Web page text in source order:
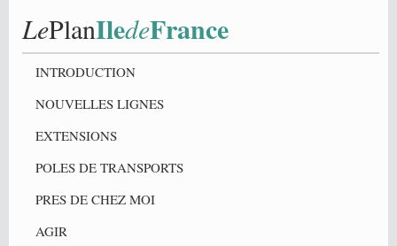
LePlanIledeFrance
INTRODUCTION
NOUVELLES LIGNES
EXTENSIONS
POLES DE TRANSPORTS
PRES DE CHEZ MOI
AGIR